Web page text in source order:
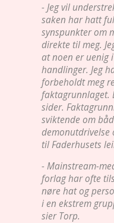
- Jeg vil
saken har hatt
synspunkter om
direkte til meg.
at noen er uenig
handlinger. Jeg
forbeholdt meg
faktagrunnlaget.
sider.
sviktende om
til Faderhusets
- Mainstream-
forlag har ofte
nøre hat og
i en ekstrem
sier Torp.